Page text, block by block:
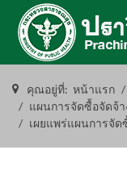
คุณอยู่ที่: หน้าแรก
แผนการจัดซื้อจัดจ้า
เผยแพร่แผนการจั